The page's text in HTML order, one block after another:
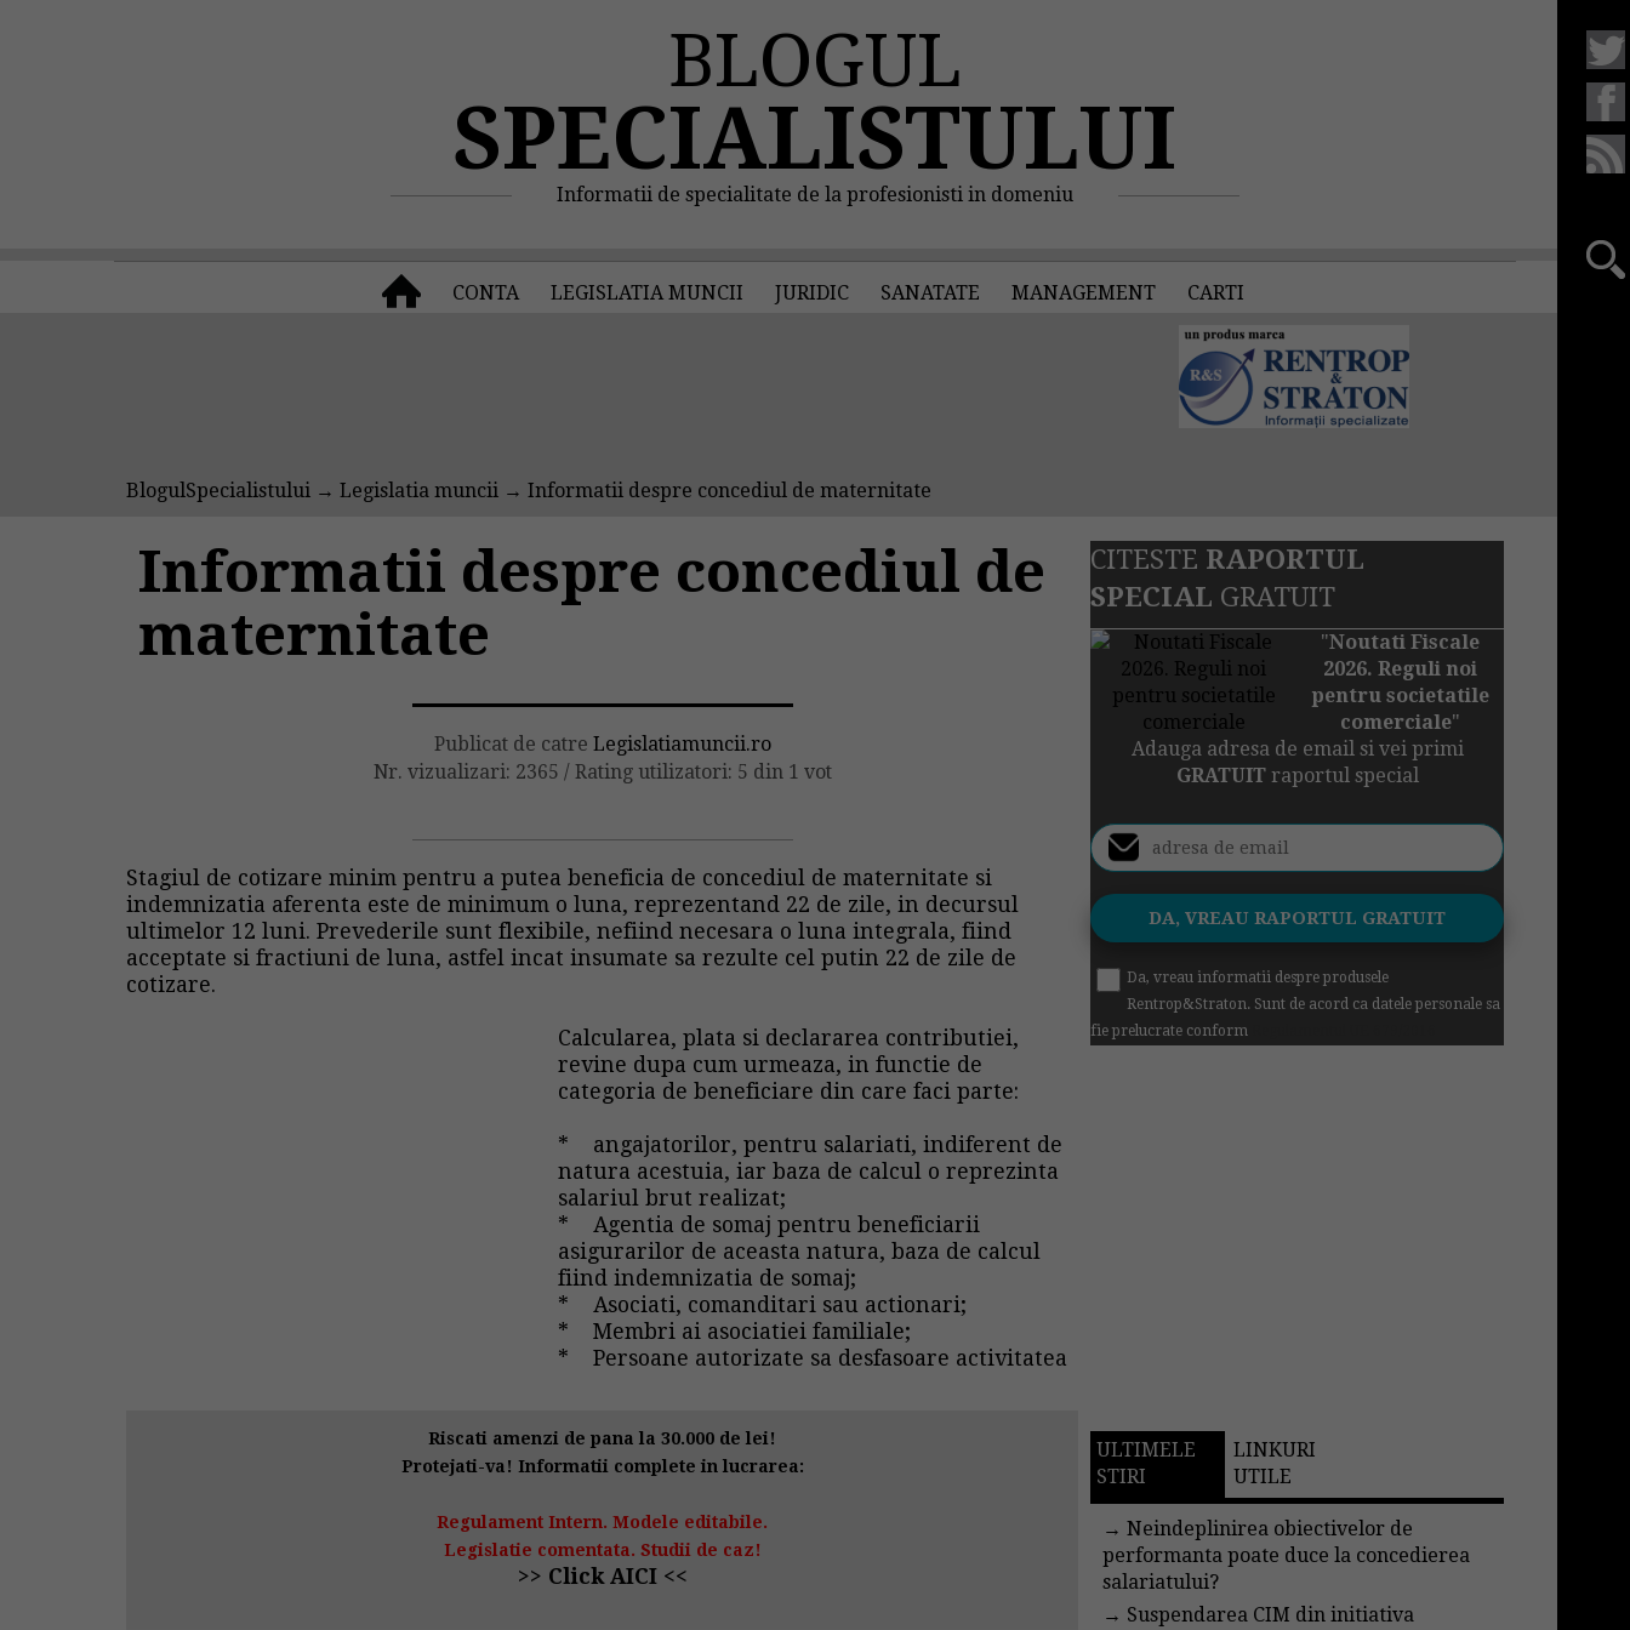
BLOGUL
SPECIALISTULUI
Informatii de specialitate de la profesionisti in domeniu
CONTA LEGISLATIA MUNCII JURIDIC SANATATE MANAGEMENT CARTI
BlogulSpecialistului →Legislatia muncii → Informatii despre concediul de maternitate
Informatii despre concediul de
maternitate
Publicat de catre Legislatiamuncii.ro
Nr. vizualizari: 2365 / Rating utilizatori: 5 din 1 vot
Stagiul de cotizare minim pentru a putea beneficia de concediul de maternitate si
indemnizatia aferenta este de minimum o luna, reprezentand 22 de zile, in decursul
ultimelor 12 luni. Prevederile sunt flexibile, nefiind necesara o luna integrala, fiind
acceptate si fractiuni de luna, astfel incat insumate sa rezulte cel putin 22 de zile de
cotizare.
Calcularea, plata si declararea contributiei,
revine dupa cum urmeaza, in functie de
categoria de beneficiare din care faci parte:
* angajatorilor, pentru salariati, indiferent de
natura acestuia, iar baza de calcul o reprezinta
salariul brut realizat;
* Agentia de somaj pentru beneficiarii
asigurarilor de aceasta natura, baza de calcul
fiind indemnizatia de somaj;
* Asociati, comanditari sau actionari;
Riscati amenzi de pana la 30.000 de lei!
Protejati-va! Informatii complete in lucrarea:
Regulament Intern. Modele editabile.
Legislatie comentata. Studii de caz!
>> Click AICI <<
* Membri ai asociatiei familiale;
* Persoane autorizate sa desfasoare activitatea
CITESTE RAPORTUL
SPECIAL GRATUIT
"Noutati Fiscale
2026. Reguli noi
pentru societatile
comerciale"
Adauga adresa de email si vei primi
GRATUITraportul special
Da, vreau informatii despre produsele
Rentrop&Straton. Sunt de acord ca datele personale sa
fie prelucrate conform
ULTIMELE
STIRI
LINKURI
UTILE
→Neindeplinirea obiectivelor de
performanta poate duce la concedierea
salariatului?
→ Suspendarea CIM din initiativa